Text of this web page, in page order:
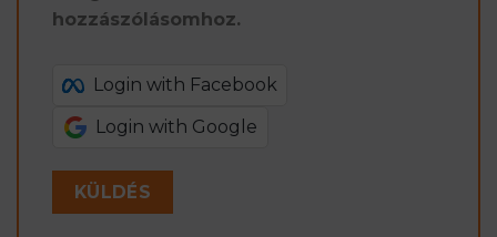
hozzászólásomhoz.
Login with Facebook
Login with Google